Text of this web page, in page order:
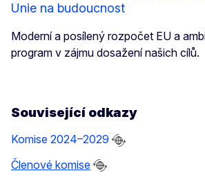
Unie na budoucnost
Moderní a posílený rozpočet EU a
program v zájmu dosažení našich cílů.
Související odkazy
Komise 2024–2029
Členové komise